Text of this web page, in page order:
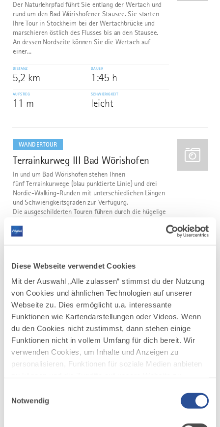
Diese Webseite verwendet Cookies
Mit der Auswahl „Alle zulassen“ stimmst du der Nutzung
von Cookies und ähnlichen Technologien auf unserer
Webseite zu. Dies ermöglicht u.a. interessante
Funktionen wie Kartendarstellungen oder Videos. Wenn
du den Cookies nicht zustimmst, dann stehen einige
Funktionen nicht in vollem Umfang für dich bereit. Wir
verwenden Cookies, um Inhalte und Anzeigen zu
personalisieren, Funktionen für soziale Medien anbieten
deiner Verwendung unserer Website an unsere Partner
Notwendig
Der Naturlehrpfad führt Sie entlang der Wertach und
rund um den Bad Wörishofener Stausee. Sie starten
Ihre Tour in Stockheim bei der Wertachbrücke und
marschieren östlich des Flusses bis an den Stausee.
An dessen Nordseite können Sie die Wertach auf
einer...
DISTANZ
5,2 km
DAUER
1:45 h
AUFSTIEG
11 m
SCHWIERIGKEIT
leicht
WANDERTOUR
3
Terrainkurweg III Bad Wörishofen
In und um Bad Wörishofen stehen Ihnen
fünf Terrainkurwege (blau punktierte Linie) und drei
Nordic-Walking-Runden mit unterschiedlichen Längen
und Schwierigkeitsgraden zur Verfügung.
Die ausgeschilderten Touren führen durch die hügelige
8,5 km 1:52 h
AUFSTIEG SCHWIERIGKEIT
dazu
WANDERTOUR
4
Terrainkurweg IV Bad Wörishofen
In und um Bad Wörishofen stehen Ihnen
fünf Terrainkurwege (blau punktierte Linie) und drei
Nordic-Walking-Runden mit unterschiedlichen Längen
mehr
dazu